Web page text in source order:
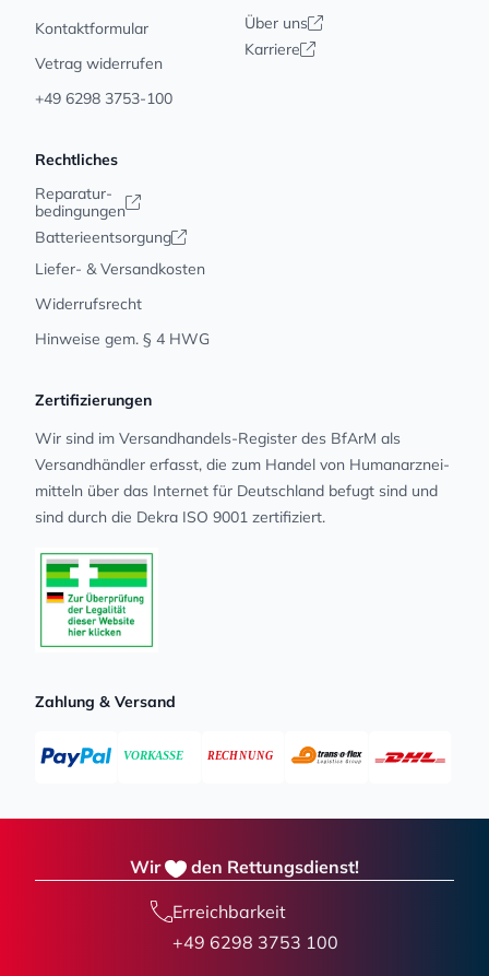
Kontaktformular
Vetrag widerrufen
+49 6298 3753-100
Über uns
Karriere
Rechtliches
Reparatur-
bedingungen
Batterieentsorgung
Liefer- & Versandkosten
Widerrufsrecht
Hinweise gem. § 4 HWG
Zertifizierungen
Wir sind im Versandhandels-Register des BfArM als
Versandhändler erfasst, die zum Handel von Human­arz­nei­
mit­teln über das Internet für Deutschland befugt sind und
sind durch die Dekra ISO 9001 zertifiziert.
Zahlung & Versand
Wir den Rettungsdienst!
Erreichbarkeit
+49 6298 3753 100